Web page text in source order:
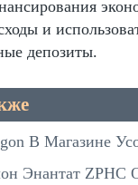
и
депозиты.
В Магазине
Энантат ZPHC